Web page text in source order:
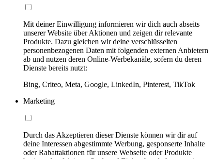
Mit deiner Einwilligung informieren wir dich auch abseits
unserer Website über Aktionen und zeigen dir relevante
Produkte. Dazu gleichen wir deine verschlüsselten
personenbezogenen Daten mit folgenden externen Anbietern
ab und nutzen deren Online-Werbekanäle, sofern du deren
Dienste bereits nutzt:
Bing, Criteo, Meta, Google, LinkedIn, Pinterest, TikTok
Marketing
Durch das Akzeptieren dieser Dienste können wir dir auf
deine Interessen abgestimmte Werbung, gesponserte Inhalte
oder Rabattaktionen für unsere Webseite oder Produkte